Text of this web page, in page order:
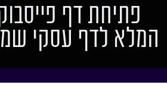
פתיחת דף
המלא לדף עסקי